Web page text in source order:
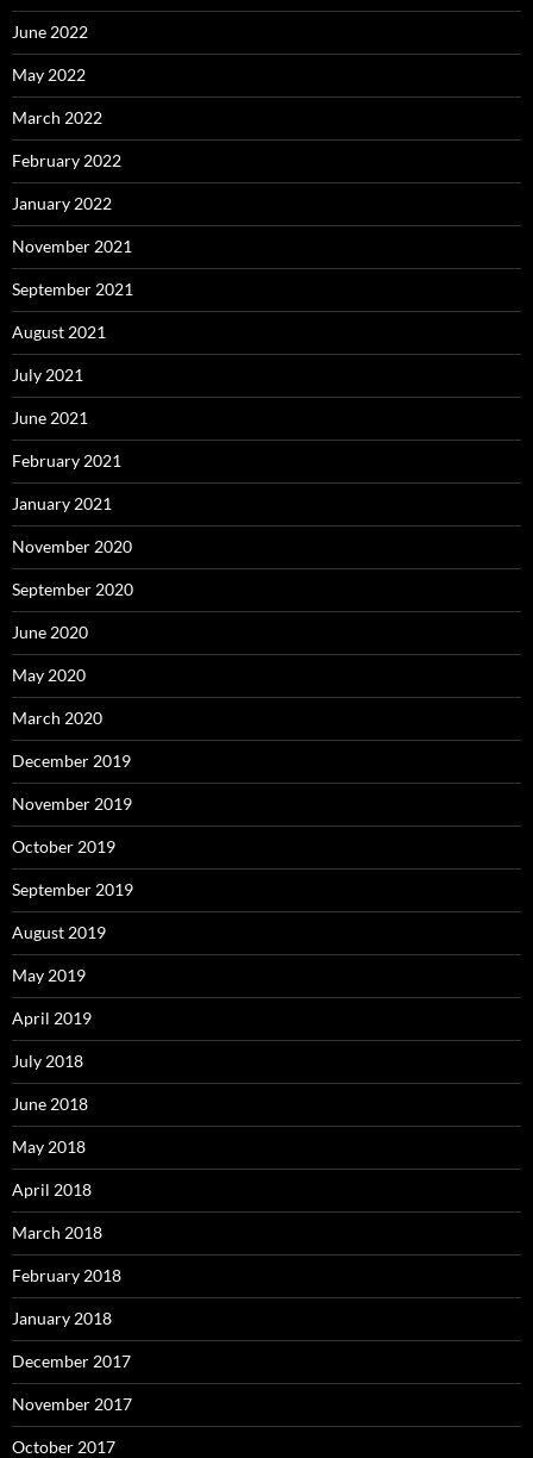
June 2022
May 2022
March 2022
February 2022
January 2022
November 2021
September 2021
August 2021
July 2021
June 2021
February 2021
January 2021
November 2020
September 2020
June 2020
May 2020
March 2020
December 2019
November 2019
October 2019
September 2019
August 2019
May 2019
April 2019
July 2018
June 2018
May 2018
April 2018
March 2018
February 2018
January 2018
December 2017
November 2017
October 2017